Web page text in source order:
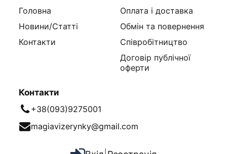
Головна
Новини/Статті
Контакти
Оплата і доставка
Обмін та повернення
Співробітництво
Договір публічної
оферти
Контакти
+38(093)9275001
magiavizerynky@gmail.com